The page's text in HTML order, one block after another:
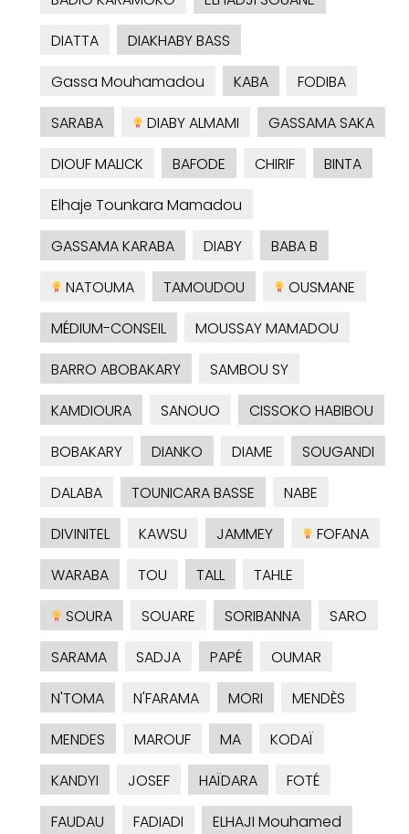
DIATTA
DIAKHABY BASS
Gassa Mouhamadou
KABA
FODIBA
SARABA
DIABY ALMAMI
GASSAMA SAKA
DIOUF MALICK
BAFODE CHIRIF
BINTA
Elhaje Tounkara Mamadou
GASSAMA KARABA
DIABY
BABA B
NATOUMA
TAMOUDOU
OUSMANE
MÉDIUM-CONSEIL
MOUSSAY MAMADOU
BARRO ABOBAKARY
SAMBOU SY
KAMDIOURA
SANOUO
CISSOKO HABIBOU
BOBAKARY
DIANKO DIAME
SOUGANDI
DALABA
TOUNICARA BASSE
NABE
DIVINITEL
KAWSU JAMMEY
FOFANA
WARABA
TOU TALL
TAHLE
SOURA
SOUARE SORIBANNA
SARO
SARAMA
SADJA PAPÉ
OUMAR
N'TOMA
N'FARAMA MORI
MENDÈS
MENDES
MAROUF MA
KODAÏ
KANDYI
JOSEF HAÏDARA
FOTÉ
FAUDAU
FADIADI
ELHAJI Mouhamed